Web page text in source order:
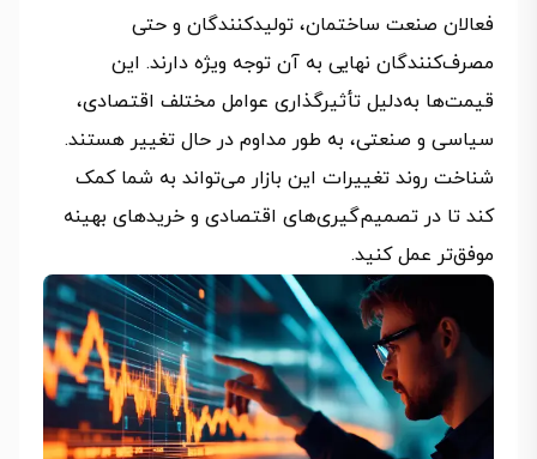
فعالان صنعت ساختمان، تولیدکنندگان و حتی
مصرف‌کنندگان نهایی به آن توجه ویژه دارند. این
قیمت‌ها به‌دلیل تأثیرگذاری عوامل مختلف اقتصادی،
سیاسی و صنعتی، به طور مداوم در حال تغییر هستند.
شناخت روند تغییرات این بازار می‌تواند به شما کمک
کند تا در تصمیم‌گیری‌های اقتصادی و خریدهای بهینه
موفق‌تر عمل کنید.